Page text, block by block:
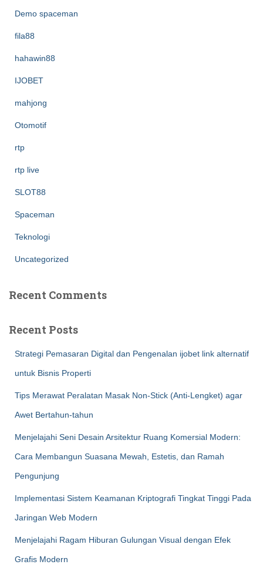
Demo spaceman
fila88
hahawin88
IJOBET
mahjong
Otomotif
rtp
rtp live
SLOT88
Spaceman
Teknologi
Uncategorized
Recent Comments
Recent Posts
Strategi Pemasaran Digital dan Pengenalan ijobet link alternatif
untuk Bisnis Properti
Tips Merawat Peralatan Masak Non-Stick (Anti-Lengket) agar
Awet Bertahun-tahun
Menjelajahi Seni Desain Arsitektur Ruang Komersial Modern:
Cara Membangun Suasana Mewah, Estetis, dan Ramah
Pengunjung
Implementasi Sistem Keamanan Kriptografi Tingkat Tinggi Pada
Jaringan Web Modern
Menjelajahi Ragam Hiburan Gulungan Visual dengan Efek
Grafis Modern